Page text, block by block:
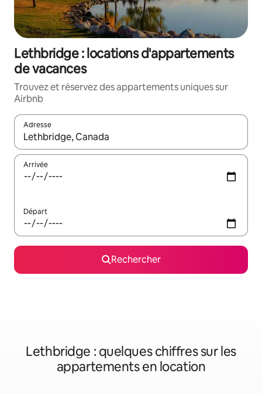
Lethbridge : locations d'appartements
de vacances
Trouvez et réservez des appartements uniques sur
Airbnb
Adresse
Lorsque les résultats s'affichent, utilisez les flèches vers le
Arrivée
Départ
Rechercher
Lethbridge : quelques chiffres sur les
appartements en location